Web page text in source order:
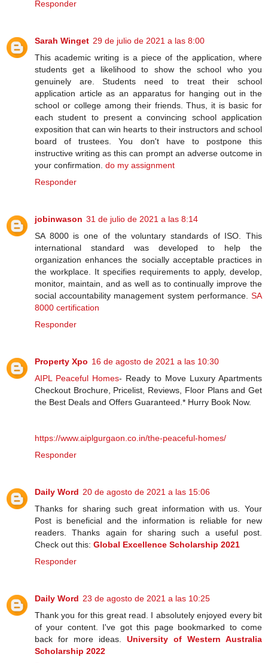
Responder
Sarah Winget 29 de julio de 2021 a las 8:00
This academic writing is a piece of the application, where
students get a likelihood to show the school who you
genuinely are. Students need to treat their school
application article as an apparatus for hanging out in the
school or college among their friends. Thus, it is basic for
each student to present a convincing school application
exposition that can win hearts to their instructors and school
board of trustees. You don't have to postpone this
instructive writing as this can prompt an adverse outcome in
your confirmation. do my assignment
Responder
jobinwason 31 de julio de 2021 a las 8:14
SA 8000 is one of the voluntary standards of ISO. This
international standard was developed to help the
organization enhances the socially acceptable practices in
the workplace. It specifies requirements to apply, develop,
monitor, maintain, and as well as to continually improve the
social accountability management system performance. SA
8000 certification
Responder
Property Xpo 16 de agosto de 2021 a las 10:30
AIPL Peaceful Homes- Ready to Move Luxury Apartments
Checkout Brochure, Pricelist, Reviews, Floor Plans and Get
the Best Deals and Offers Guaranteed.* Hurry Book Now.
https://www.aiplgurgaon.co.in/the-peaceful-homes/
Responder
Daily Word 20 de agosto de 2021 a las 15:06
Thanks for sharing such great information with us. Your
Post is beneficial and the information is reliable for new
readers. Thanks again for sharing such a useful post.
Check out this: Global Excellence Scholarship 2021
Responder
Daily Word 23 de agosto de 2021 a las 10:25
Thank you for this great read. I absolutely enjoyed every bit
of your content. I've got this page bookmarked to come
back for more ideas. University of Western Australia
Scholarship 2022